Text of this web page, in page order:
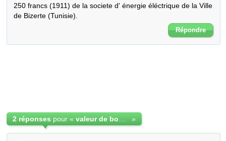
250 francs (1911) de la societe d' énergie éléctrique de la Ville
de Bizerte (Tunisie).
Répondre
2 réponses pour « »